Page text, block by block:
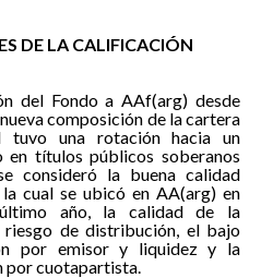
DE LA CALIFICACIÓN
del Fondo a AAf(arg) desde
composición de la cartera
tuvo una rotación hacia un
en títulos públicos soberanos
consideró la buena calidad
cual se ubicó en AA(arg) en
año, la calidad de la
de distribución, el bajo
por emisor y liquidez y la
por cuotapartista.